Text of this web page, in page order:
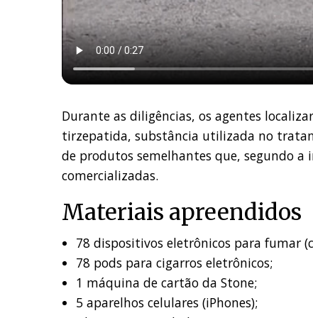
Durante as diligências, os agentes
tirzepatida, substância utilizada no
de produtos semelhantes que, segundo
comercializadas.
Materiais apreendidos
78 dispositivos eletrônicos para fumar
78 pods para cigarros eletrônicos;
1 máquina de cartão da Stone;
5 aparelhos celulares (iPhones);